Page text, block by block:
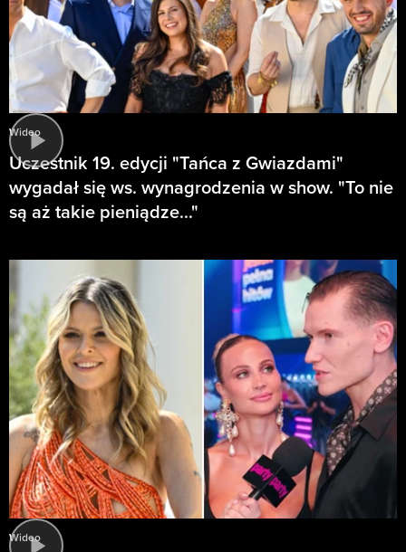
Wideo
Uczestnik 19. edycji "Tańca z Gwiazdami"
wygadał się ws. wynagrodzenia w show. "To nie
są aż takie pieniądze..."
Wideo